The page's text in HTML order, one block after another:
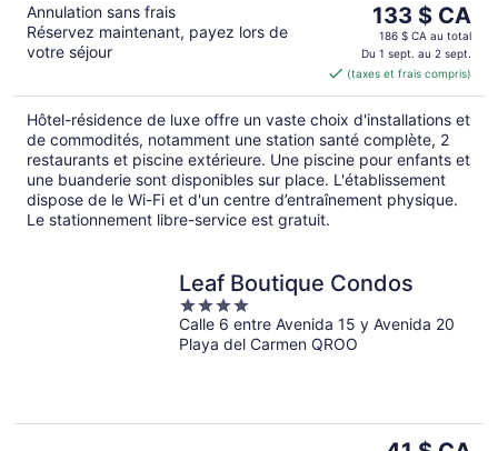
Annulation sans frais
Réservez maintenant, payez lors de
votre séjour
Le
prix
est
de 133 $ CA
par
nuit
133 $ CA
186 $ CA au total
Du 1 sept. au 2 sept.
(taxes et frais compris)
Hôtel-résidence de luxe offre un vaste choix d'installations et
de commodités, notamment une station santé complète, 2
restaurants et piscine extérieure. Une piscine pour enfants et
une buanderie sont disponibles sur place. L'établissement
dispose de le Wi-Fi et d'un centre d’entraînement physique.
Le stationnement libre-service est gratuit.
Leaf Boutique Condos
4
out
of
Calle 6 entre Avenida 15 y Avenida 20
Playa del Carmen QROO